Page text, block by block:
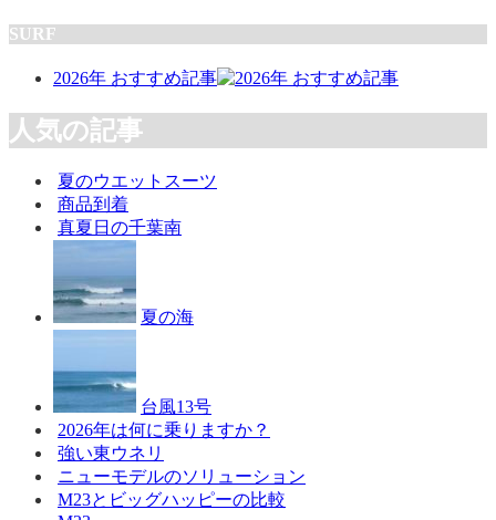
SURF
2026年 おすすめ記事
人気の記事
夏のウエットスーツ
商品到着
真夏日の千葉南
夏の海
台風13号
2026年は何に乗りますか？
強い東ウネリ
ニューモデルのソリューション
M23とビッグハッピーの比較